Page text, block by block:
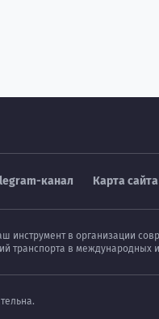
канал Карта сайта
инструмент в организации
транспорта в